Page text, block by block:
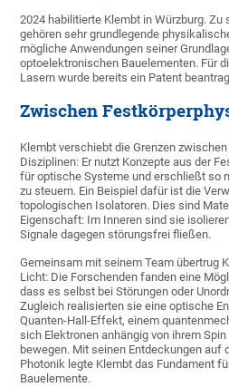
2024 habilitierte Klembt in Würzburg.
gehören sehr grundlegende
mögliche Anwendungen seiner
optoelektronischen Bauelementen. Für
Lasern wurde bereits ein Patent
Zwischen
Klembt verschiebt die Grenzen
Disziplinen: Er nutzt Konzepte aus der
für optische Systeme und erschließt so
zu steuern. Ein Beispiel dafür ist die
topologischen Isolatoren. Dies sind
Eigenschaft: Im Inneren sind sie
Signale dagegen störungsfrei fließen.
Gemeinsam mit seinem Team übertrug
Licht: Die Forschenden fanden eine
dass es selbst bei Störungen oder
Zugleich realisierten sie eine optische
Quanten-Hall-Effekt, einem
sich Elektronen anhängig von ihrem
bewegen. Mit seinen Entdeckungen auf
Photonik legte Klembt das Fundament
Bauelemente.